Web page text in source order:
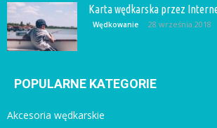
Karta wędkarska przez
Wędkowanie 28 września 2018
POPULARNE KATEGORIE
Akcesoria wędkarskie